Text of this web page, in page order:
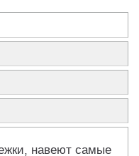
навеют самые